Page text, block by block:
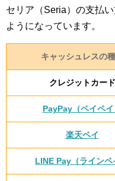
セリア（Seria）の支払
ようになっています。
キャッシュレスの
クレジットカード
PayPay（ペイペイ
楽天ペイ
LINE Pay（ラインペ